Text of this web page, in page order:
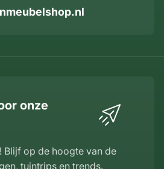
onze
Blijf op de hoogte van de
tuintrips en trends.